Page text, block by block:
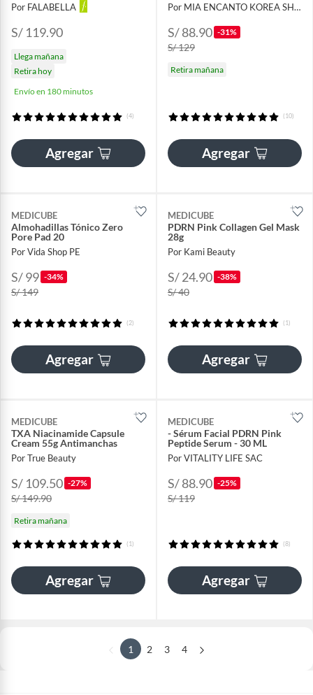
Por FALABELLA
S/ 119.90
Llega mañana
Retira hoy
Envío en 180 minutos
(4)
Agregar
Por MIA ENCANTO KOREA SHOP
S/ 88.90 -31%
S/ 129
Retira mañana
(10)
Agregar
MEDICUBE
Almohadillas Tónico Zero
Pore Pad 20
Por Vida Shop PE
S/ 99 -34%
S/ 149
(2)
Agregar
MEDICUBE
PDRN Pink Collagen Gel Mask
28g
Por Kami Beauty
S/ 24.90 -38%
S/ 40
(1)
Agregar
MEDICUBE
TXA Niacinamide Capsule
Cream 55g Antimanchas
Por True Beauty
S/ 109.50 -27%
S/ 149.90
Retira mañana
(1)
Agregar
MEDICUBE
- Sérum Facial PDRN Pink
Peptide Serum - 30 ML
Por VITALITY LIFE SAC
S/ 88.90 -25%
S/ 119
(8)
Agregar
1 2 3 4